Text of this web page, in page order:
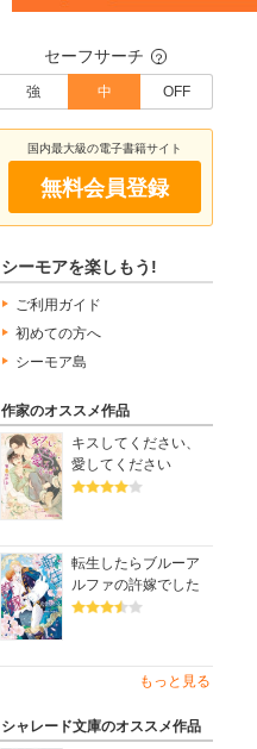
セーフサーチ ？
強 中 OFF
国内最大級の電子書籍サイト
無料会員登録
シーモアを楽しもう!
ご利用ガイド
初めての方へ
シーモア島
作家のオススメ作品
キスしてください、
愛してください
転生したらブルーア
ルファの許嫁でした
もっと見る
シャレード文庫のオススメ作品